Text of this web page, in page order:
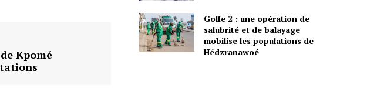
Kpomé
Golfe 2 : une opération de
salubrité et de balayage
mobilise les populations de
Hédzranawoé